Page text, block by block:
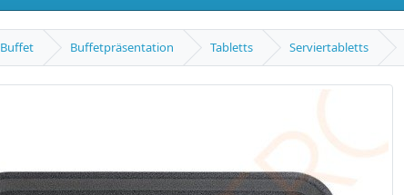
Buffet Buffetpräsentation Tabletts Serviertabletts